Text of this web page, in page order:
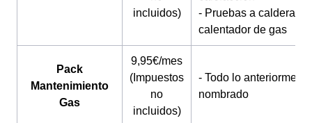
incluidos)
- Pruebas a caldera o
calentador de gas
Pack
Mantenimiento
Gas
9,95€/mes
(Impuestos
no
incluidos)
- Todo lo anteriormente
nombrado